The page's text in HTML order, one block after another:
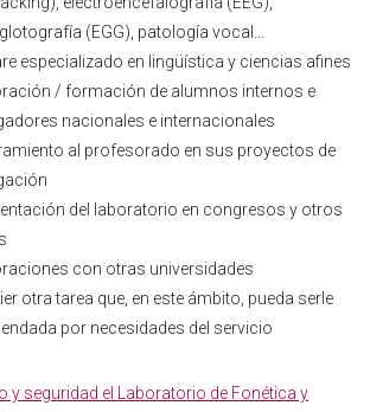
(EGG), patología vocal…
especializado en lingüística y ciencias afines
/ formación de alumnos internos e
nacionales e internacionales
al profesorado en sus proyectos de
del laboratorio en congresos y otros
con otras universidades
otra tarea que, en este ámbito, pueda serle
por necesidades del servicio
y seguridad el Laboratorio de Fonética y